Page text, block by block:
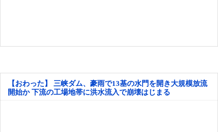
【おわった】 三峡ダム、豪雨で13基の水門を開き大規模放流
開始か 下流の工場地帯に洪水流入で崩壊はじまる